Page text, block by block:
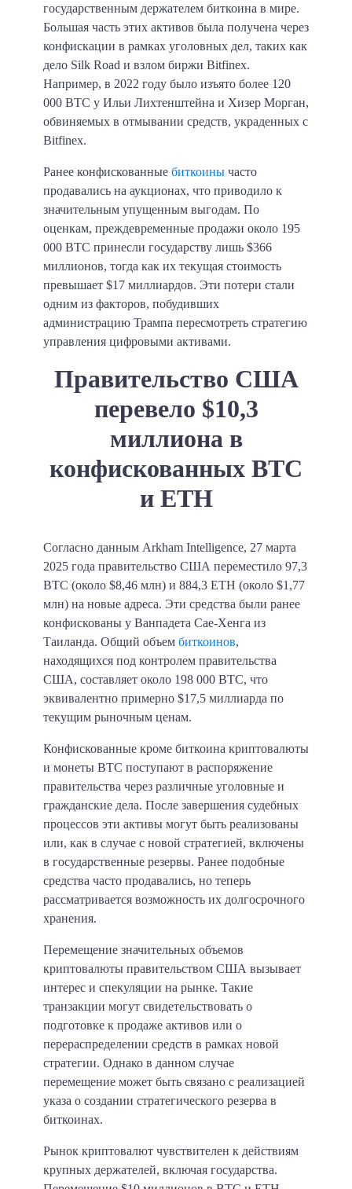
государственным держателем биткоина в мире.
Большая часть этих активов была получена через
конфискации в рамках уголовных дел, таких как
дело Silk Road и взлом биржи Bitfinex.
Например, в 2022 году было изъято более 120
000 BTC у Ильи Лихтенштейна и Хизер Морган,
обвиняемых в отмывании средств, украденных с
Bitfinex.
Ранее конфискованные биткоины часто
продавались на аукционах, что приводило к
значительным упущенным выгодам. По
оценкам, преждевременные продажи около 195
000 BTC принесли государству лишь $366
миллионов, тогда как их текущая стоимость
превышает $17 миллиардов. Эти потери стали
одним из факторов, побудивших
администрацию Трампа пересмотреть стратегию
управления цифровыми активами.​
Правительство США
перевело $10,3
миллиона в
конфискованных BTC
и ETH
Согласно данным Arkham Intelligence, 27 марта
2025 года правительство США переместило 97,3
BTC (около $8,46 млн) и 884,3 ETH (около $1,77
млн) на новые адреса. Эти средства были ранее
конфискованы у Ванпадета Сае-Хенга из
Таиланда. Общий объем биткоинов,
находящихся под контролем правительства
США, составляет около 198 000 BTC, что
эквивалентно примерно $17,5 миллиарда по
текущим рыночным ценам.
Конфискованные кроме биткоина криптовалюты
и монеты BTC поступают в распоряжение
правительства через различные уголовные и
гражданские дела. После завершения судебных
процессов эти активы могут быть реализованы
или, как в случае с новой стратегией, включены
в государственные резервы. Ранее подобные
средства часто продавались, но теперь
рассматривается возможность их долгосрочного
хранения.​
Перемещение значительных объемов
криптовалюты правительством США вызывает
интерес и спекуляции на рынке. Такие
транзакции могут свидетельствовать о
подготовке к продаже активов или о
перераспределении средств в рамках новой
стратегии. Однако в данном случае
перемещение может быть связано с реализацией
указа о создании стратегического резерва в
биткоинах.​
Рынок криптовалют чувствителен к действиям
крупных держателей, включая государства.